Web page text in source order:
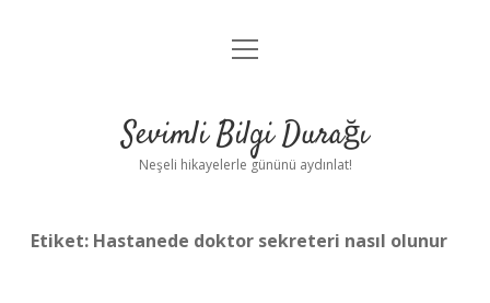
Anasayfa
Yasal Uyarı
menüyü
Sevimli Bilgi Durağı
Neşeli hikayelerle gününü aydınlat!
Etiket: Hastanede doktor sekreteri nasıl olunur